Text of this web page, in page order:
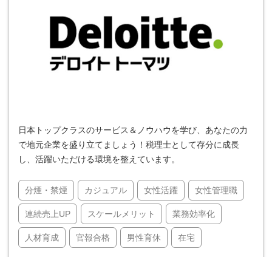
日本トップクラスのサービス＆ノウハウを学び、あなたの力
で地元企業を盛り立てましょう！税理士として存分に成長
し、活躍いただける環境を整えています。
分煙・禁煙 カジュアル 女性活躍 女性管理職
連続売上UP スケールメリット 業務効率化
人材育成 官報合格 男性育休 在宅